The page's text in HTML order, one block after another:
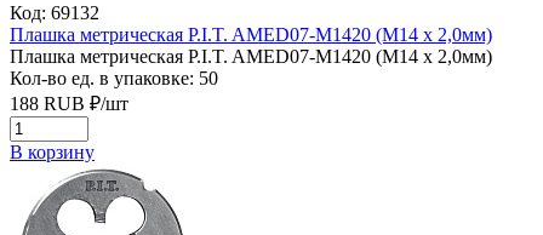
Код: 69132
Плашка метрическая P.I.T. AMED07-M1420 (M14 x 2,0мм)
Плашка метрическая P.I.T. AMED07-M1420 (M14 x 2,0мм)
Кол-во ед. в упаковке: 50
188 RUB ₽/шт
В корзину